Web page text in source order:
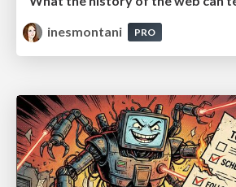
inesmontani
PRO